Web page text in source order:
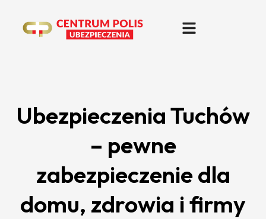
Ubezpieczenia Tuchów
– pewne
zabezpieczenie dla
domu, zdrowia i firmy